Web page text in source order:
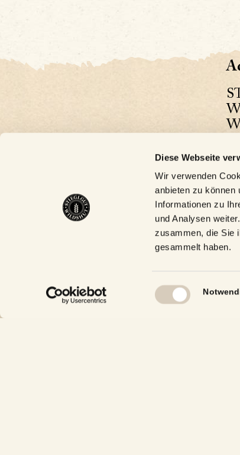
Diese Webseite
Wir verwenden
anbieten zu können
Informationen zu
und Analysen
zusammen, die Sie
gesammelt haben.
Einwilligungsauswahl